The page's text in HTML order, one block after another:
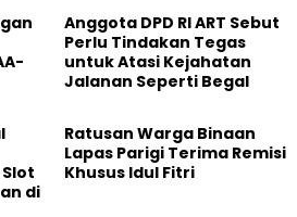
Anggota DPD RI ART Sebut
Perlu Tindakan Tegas
untuk Atasi Kejahatan
Jalanan Seperti Begal
di
Ratusan Warga Binaan
Lapas Parigi Terima Remisi
Khusus Idul Fitri